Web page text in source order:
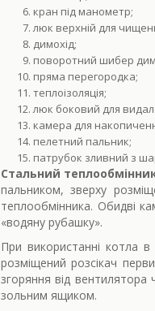
кран під манометр;
люк верхній для
димохід;
поворотний шибер
пряма перегородка;
теплоізоляція;
люк боковий для
камера для
пелетний пальник;
патрубок зливний з
Стальний
пальником, зверху
теплообмінника. Обидві
«водяну рубашку».
При використанні котла в
розміщений розсікач
згоряння від
зольним ящиком.